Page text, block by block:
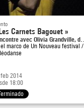
Carnets Bagouet »
avec Olivia Grandville, d…
el marco de Un Nouveau festival /
2014
18:00